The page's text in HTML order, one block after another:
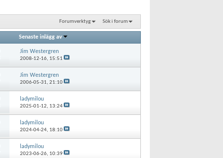
Forumverktyg Sök i forum
Senaste inlägg av
Jim Westergren
2008-12-16, 15:51
Jim Westergren
2006-05-31, 21:10
ladymilou
2025-01-12, 13:24
ladymilou
2024-04-24, 18:10
ladymilou
2023-06-26, 10:39